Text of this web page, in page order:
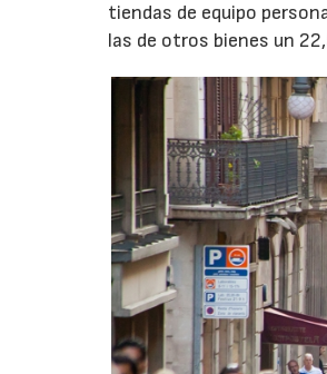
tiendas de equipo
las de otros bienes un